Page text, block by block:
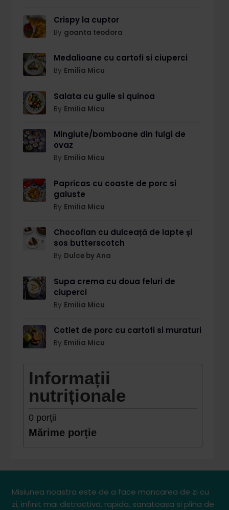
Crispy la cuptor
By goanta teodora
Medalioane cu cartofi si ciuperci
By Emilia Micu
Salata cu gulie si quinoa
By Emilia Micu
Mingiute/bomboane din fulgi de
ovaz
By Emilia Micu
Papricas cu coaste de porc si
galuste
By Emilia Micu
Chocoflan cu dulceață de lapte și
sos butterscotch
By Dulce by Ana
Supa crema cu doua feluri de
ciuperci
By Emilia Micu
Cotlet de porc cu cartofi si muraturi
By Emilia Micu
Informații
nutriționale
0 porții
Mărime porție
Misiunea noastra este de a face mancarea de zi cu
zi, infinit mai distractiva, rapida, sanatoasa si plina de